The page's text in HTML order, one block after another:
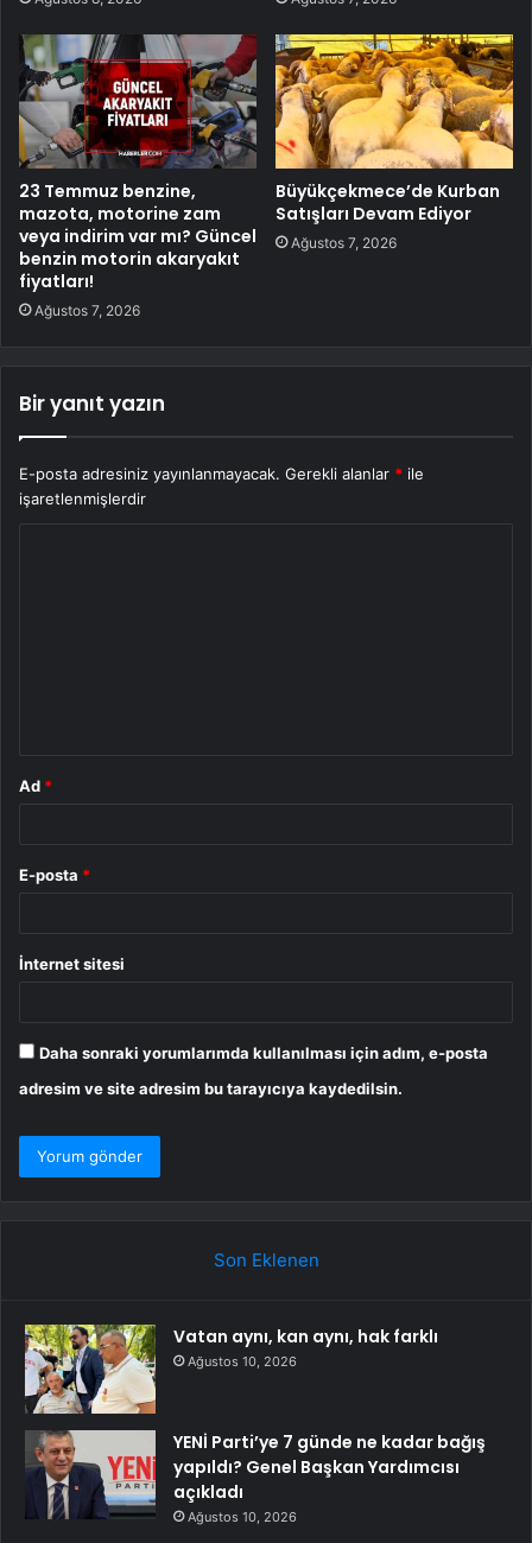
23 Temmuz benzine,
mazota, motorine zam
veya indirim var mı? Güncel
benzin motorin akaryakıt
fiyatları!
Ağustos 7, 2026
Büyükçekmece’de Kurban
Satışları Devam Ediyor
Ağustos 7, 2026
Bir yanıt yazın
E-posta adresiniz yayınlanmayacak. Gerekli alanlar * ile
işaretlenmişlerdir
Ad *
E-posta *
İnternet sitesi
Daha sonraki yorumlarımda kullanılması için adım, e-posta
adresim ve site adresim bu tarayıcıya kaydedilsin.
Son Eklenen
Vatan aynı, kan aynı, hak farklı
Ağustos 10, 2026
YENİ Parti’ye 7 günde ne kadar bağış
yapıldı? Genel Başkan Yardımcısı
açıkladı
Ağustos 10, 2026